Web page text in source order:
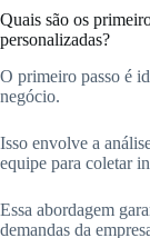
Quais são os
personalizadas?
O primeiro passo é
negócio.
Isso envolve a
equipe para coletar
Essa abordagem
demandas da